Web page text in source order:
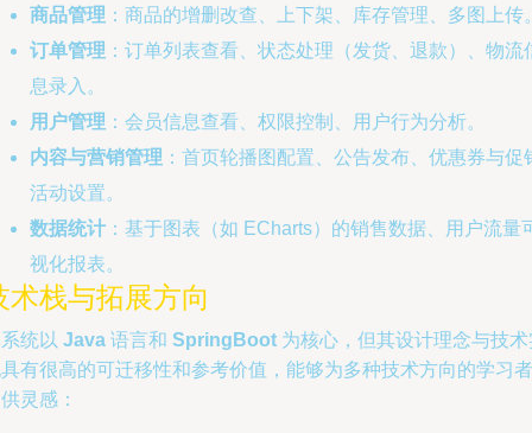
商品管理 ：商品的增删改查、上下架、库存管理、多图上传
订单管理 ：订单列表查看、状态处理（发货、退款）、物流
息录入。
用户管理 ：会员信息查看、权限控制、用户行为分析。
内容与营销管理 ：首页轮播图配置、公告发布、优惠券与促
活动设置。
数据统计 ：基于图表（如 ECharts）的销售数据、用户流量
视化报表。
术栈与拓展方向
统以 Java 语言和 SpringBoot 为核心，但其设计理念与技术
有很高的可迁移性和参考价值，能够为多种技术方向的学习者
灵感：